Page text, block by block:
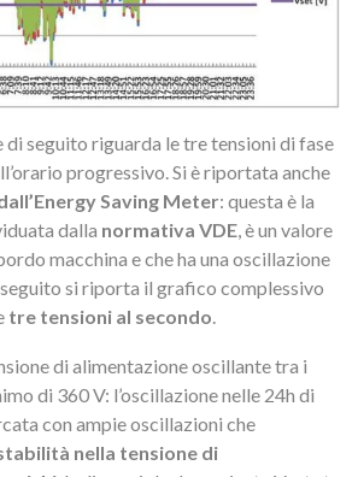
di seguito riguarda le tre tensioni di fase
progressivo. Si è riportata anche
Saving Meter: questa è la
dalla normativa VDE, è un valore
macchina e che ha una oscillazione
si riporta il grafico complessivo
tre tensioni al secondo.
di alimentazione oscillante tra i
di 360 V: l’oscillazione nelle 24h di
con ampie oscillazioni che
nella tensione di